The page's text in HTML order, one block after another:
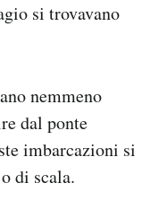
si trovavano
nemmeno
dal ponte
imbarcazioni si
di scala.